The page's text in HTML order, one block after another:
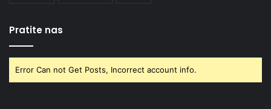
Pratite nas
Error Can not Get Posts, Incorrect account info.